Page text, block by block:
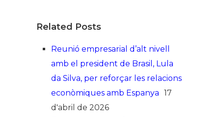
Related Posts
Reunió empresarial d’alt nivell
amb el president de Brasil, Lula
da Silva, per reforçar les relacions
econòmiques amb Espanya 17
d'abril de 2026